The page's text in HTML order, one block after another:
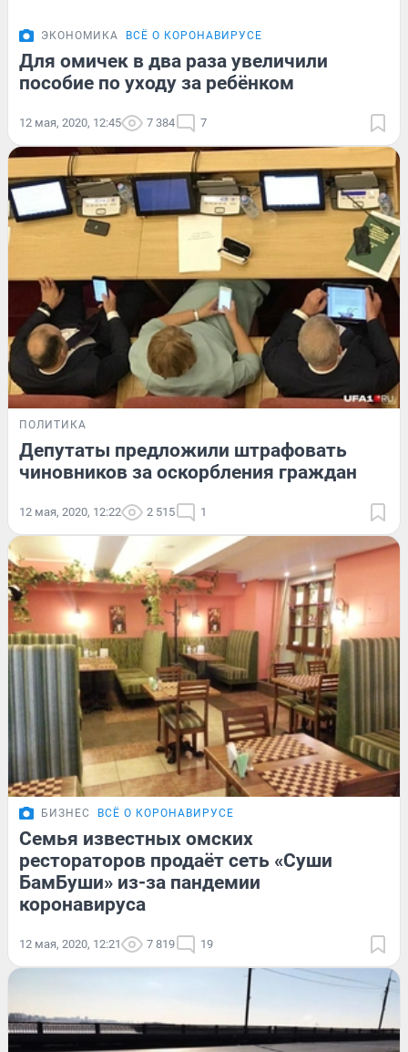
ЭКОНОМИКА ВСЁ О КОРОНАВИРУСЕ
Для омичек в два раза увеличили
пособие по уходу за ребёнком
12 мая, 2020, 12:45 7 384 7
ПОЛИТИКА
Депутаты предложили штрафовать
чиновников за оскорбления граждан
12 мая, 2020, 12:22 2 515 1
БИЗНЕС ВСЁ О КОРОНАВИРУСЕ
Семья известных омских
рестораторов продаёт сеть «Суши
БамБуши» из-за пандемии
коронавируса
12 мая, 2020, 12:21 7 819 19